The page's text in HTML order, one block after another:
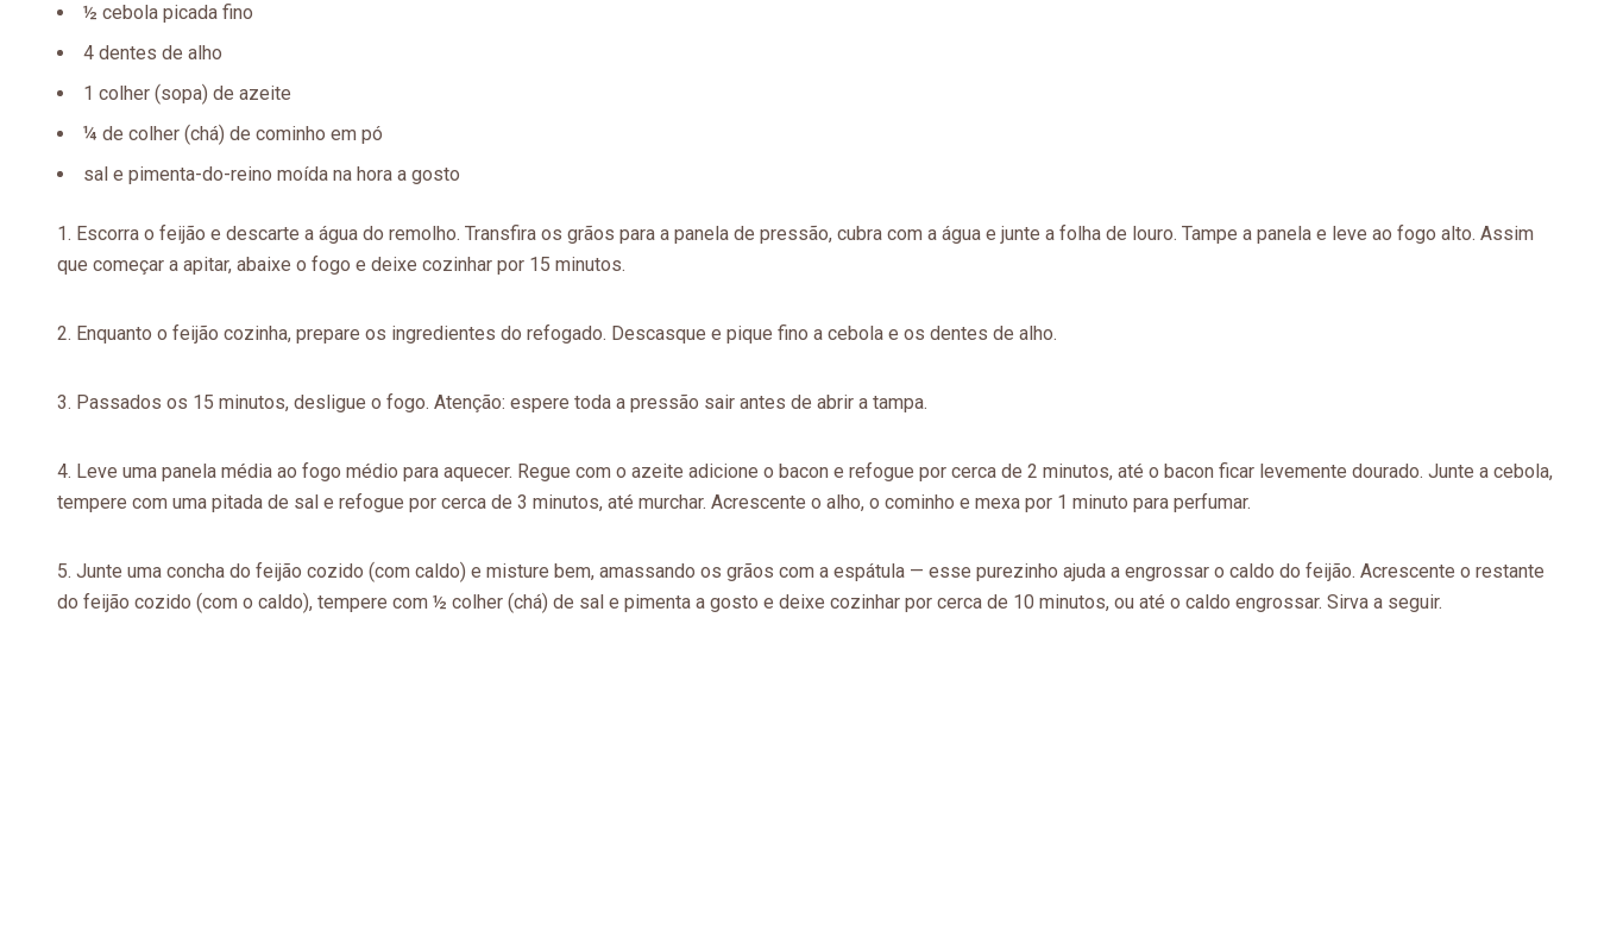
½ cebola picada fino
4 dentes de alho
1 colher (sopa) de azeite
¼ de colher (chá) de cominho em pó
sal e pimenta-do-reino moída na hora a gosto
Escorra o feijão e descarte a água do remolho. Transfira os grãos para a panela de pressão, cubra com a água e junte a folha de louro. Tampe a panela e leve ao fogo alto. Assim
que começar a apitar, abaixe o fogo e deixe cozinhar por 15 minutos.
Enquanto o feijão cozinha, prepare os ingredientes do refogado. Descasque e pique fino a cebola e os dentes de alho.
Passados os 15 minutos, desligue o fogo. Atenção: espere toda a pressão sair antes de abrir a tampa.
Leve uma panela média ao fogo médio para aquecer. Regue com o azeite adicione o bacon e refogue por cerca de 2 minutos, até o bacon ficar levemente dourado. Junte a cebola,
tempere com uma pitada de sal e refogue por cerca de 3 minutos, até murchar. Acrescente o alho, o cominho e mexa por 1 minuto para perfumar.
Junte uma concha do feijão cozido (com caldo) e misture bem, amassando os grãos com a espátula — esse purezinho ajuda a engrossar o caldo do feijão. Acrescente o restante
do feijão cozido (com o caldo), tempere com ½ colher (chá) de sal e pimenta a gosto e deixe cozinhar por cerca de 10 minutos, ou até o caldo engrossar. Sirva a seguir.